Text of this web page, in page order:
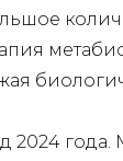
2024 года.